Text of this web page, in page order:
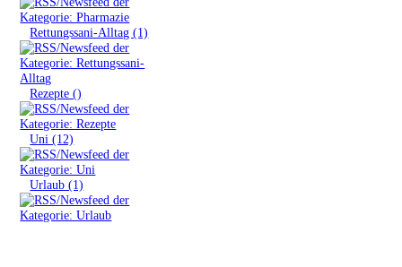
»Rettungssani-Alltag (1)
»Rezepte ()
»Uni (12)
»Urlaub (1)